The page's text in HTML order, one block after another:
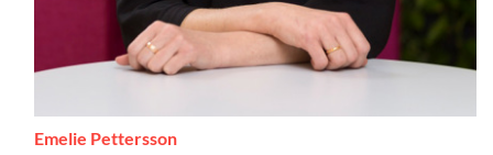
Emelie Pettersson